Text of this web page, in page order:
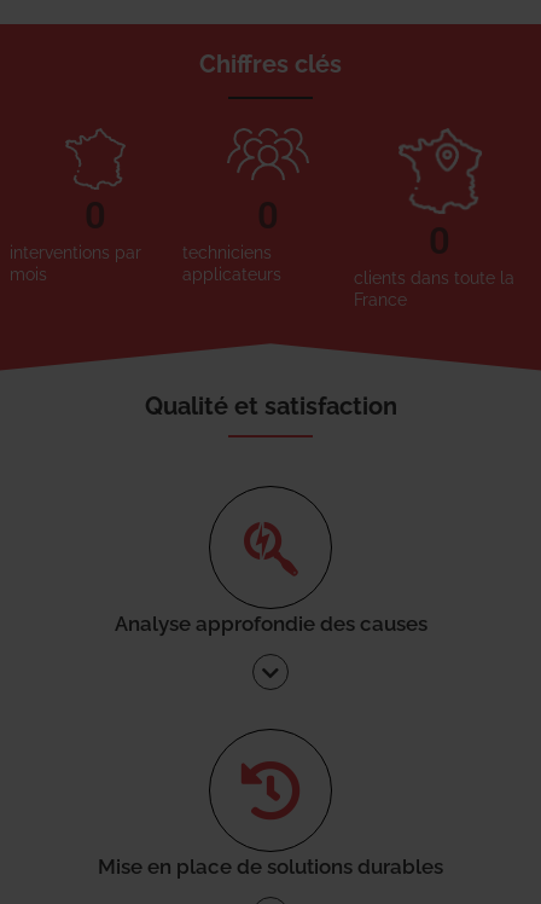
Chiffres clés
interventions par
mois
0
techniciens
applicateurs
0
clients dans toute la
France
0
Qualité et satisfaction
Analyse approfondie des causes
Mise en place de solutions durables